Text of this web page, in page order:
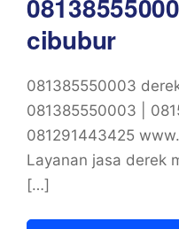
cibubur
081385550003
081385550003 |
081291443425
Layanan jasa derek
[…]